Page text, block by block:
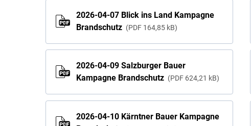
2026-04-07 Blick ins Land Kampagne
Brandschutz
PDF 164,85 kB
2026-04-09 Salzburger Bauer
Kampagne Brandschutz
PDF 624,21 kB
2026-04-10 Kärntner Bauer Kampagne